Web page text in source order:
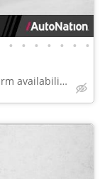
• • • • • • •
Call (888) 201-6517 to confirm availability - May 14th